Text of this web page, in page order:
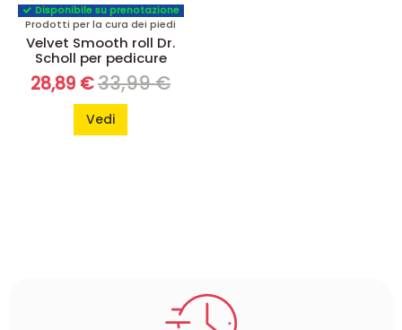
Disponibile su prenotazione
Prodotti per la cura dei piedi
Velvet Smooth roll Dr.
Scholl per pedicure
28,89 €33,99 €
Vedi